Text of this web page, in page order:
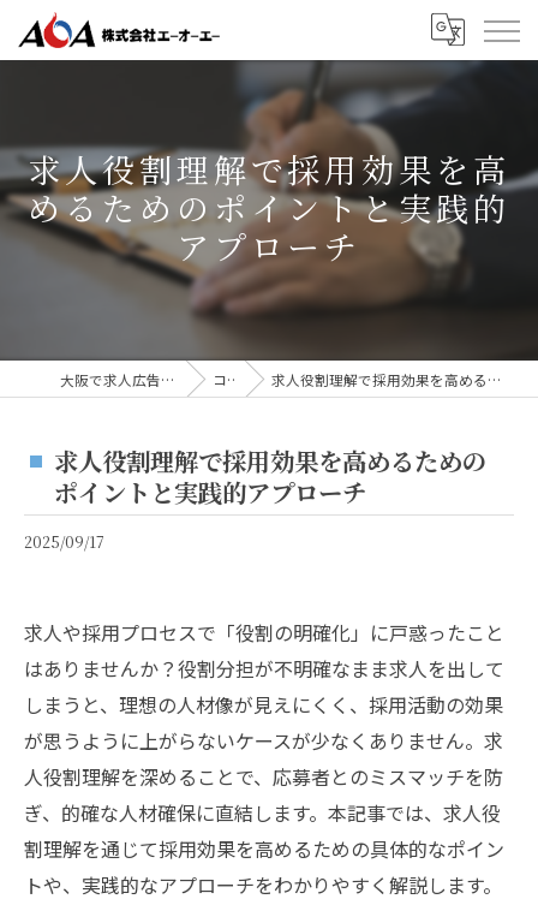
求人役割理解で採用効果を高
めるためのポイントと実践的
アプローチ
大阪で求人広告なら株式会社AOA コラム 求人役割理解で採用効果を高めるためのポイントと実践的アプローチ
求人役割理解で採用効果を高めるための
ポイントと実践的アプローチ
2025/09/17
求人や採用プロセスで「役割の明確化」に戸惑ったこと
はありませんか？役割分担が不明確なまま求人を出して
しまうと、理想の人材像が見えにくく、採用活動の効果
が思うように上がらないケースが少なくありません。求
人役割理解を深めることで、応募者とのミスマッチを防
ぎ、的確な人材確保に直結します。本記事では、求人役
割理解を通じて採用効果を高めるための具体的なポイン
トや、実践的なアプローチをわかりやすく解説します。